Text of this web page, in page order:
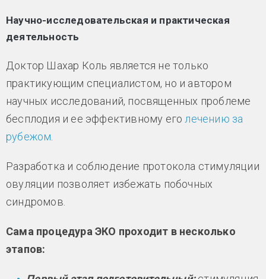
Научно-исследовательская и практическая
деятельность
Доктор Шахар Коль является не только
практикующим специалистом, но и автором
научных исследований, посвященных проблеме
бесплодия и ее эффективному его лечению за
рубежом
Разработка и соблюдение протокола стимуляции
овуляции позволяет избежать побочных
синдромов.
Сама процедура ЭКО проходит в несколько
этапов: